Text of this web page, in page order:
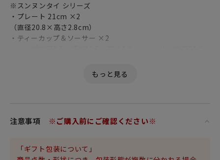
※スンヌンタイ シリーズ
・プレート 21cm ×2
（直径20.8×高さ2.8cm）
・ティーカップ＆ソーサー ×2
美しい食器です。
さも
北欧食器ならではの魅力です。
注意事項 ※ご購入前にご確認ください※
「ギフト包装について」